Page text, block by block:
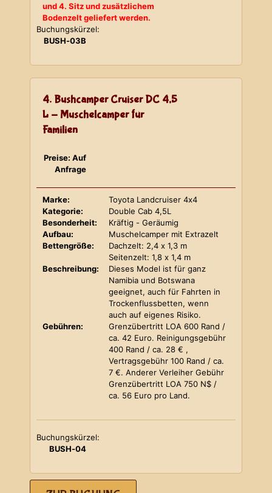
und 4. Sitz und zusätzlichem
Bodenzelt geliefert werden.
Buchungskürzel:
BUSH-03B
4. Bushcamper Cruiser DC 4,5
L - Muschelcamper für
Familien
Preise: Auf
Anfrage
Marke:
Toyota Landcruiser 4x4
Kategorie:
Double Cab 4,5L
Besonderheit:
Kräftig - Geräumig
Aufbau:
Muschelcamper mit Extrazelt
Bettengröße:
Dachzelt: 2,4 x 1,3 m
Seitenzelt: 1,8 x 1,4 m
Beschreibung:
Dieses Model ist für ganz
Namibia und Botswana
geeignet, auch für Fahrten in
Trockenflussbetten, wenn
auch auf eigenes Risiko.
Gebühren:
Grenzübertritt LOA 600 Rand /
ca. 42 Euro. Reinigungsgebühr
400 Rand / ca. 28 € ,
Vertragsgebühr 100 Rand / ca.
7 €. Anderer Verleiher Gebühr
Grenzübertritt LOA 750 N$ /
ca. 56 Euro pro Land.
Buchungskürzel:
BUSH-04